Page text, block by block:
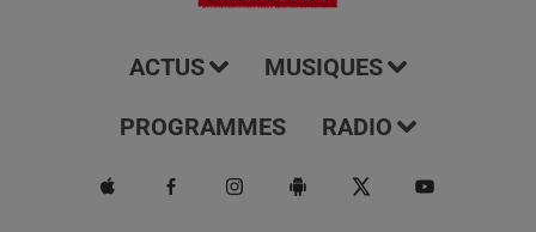
ACTUS MUSIQUES
PROGRAMMES RADIO